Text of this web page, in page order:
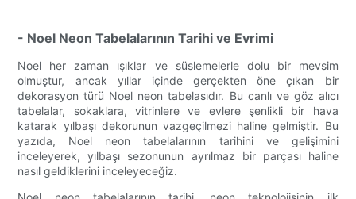
- Noel Neon Tabelalarının Tarihi ve Evrimi
Noel her zaman ışıklar ve süslemelerle dolu bir mevsim
olmuştur, ancak yıllar içinde gerçekten öne çıkan bir
dekorasyon türü Noel neon tabelasıdır. Bu canlı ve göz alıcı
tabelalar, sokaklara, vitrinlere ve evlere şenlikli bir hava
katarak yılbaşı dekorunun vazgeçilmezi haline gelmiştir. Bu
yazıda, Noel neon tabelalarının tarihini ve gelişimini
inceleyerek, yılbaşı sezonunun ayrılmaz bir parçası haline
nasıl geldiklerini inceleyeceğiz.